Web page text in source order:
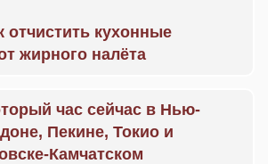
отчистить кухонные
жирного налёта
час сейчас в Нью-
Пекине, Токио и
Камчатском